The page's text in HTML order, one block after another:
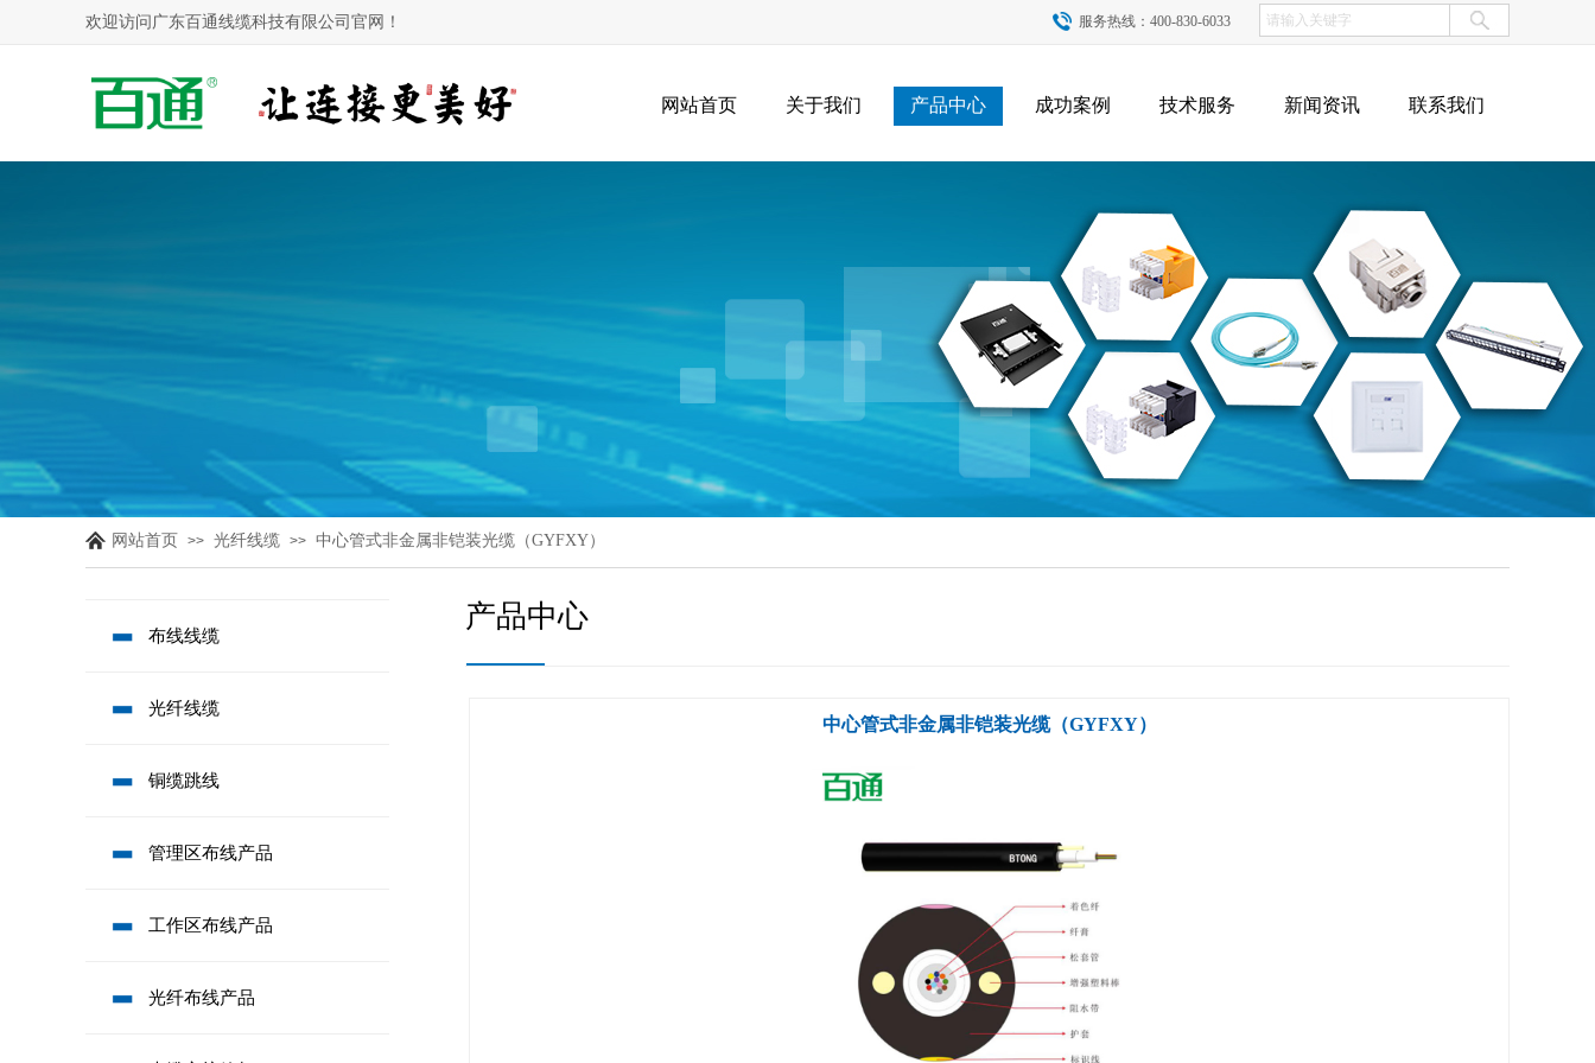
服务热线：400-830-6033
欢迎访问广东百通线缆科技有限公司官网！
网站首页 关于我们 产品中心 成功案例 技术服务 新闻资讯 联系我们
产品中心
网站首页 >> 光纤线缆 >> 中心管式非金属非铠装光缆（GYFXY）
产品中心
布线线缆
光纤线缆
铜缆跳线
管理区布线产品
工作区布线产品
光纤布线产品
中心管式非金属非铠装光缆（GYFXY）